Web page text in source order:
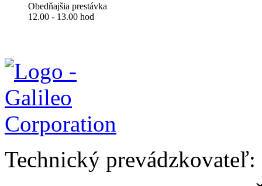
Obedňajšia prestávka
12.00 - 13.00 hod
Technický prevádzkovateľ: